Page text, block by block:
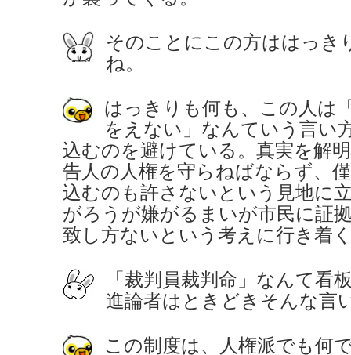
そのことにこの方ははっき
ね。
はっきりも何も、この人は
をえない」なんていう言い
込むのを避けている。真実を解
告人の人権を守らねばならず、
込むのも許さないという見地に
がろうが嫌がるまいが市民に証
致し方ないという考えに行き着
「裁判員裁判命」なんて看
進論者はときどきそんな言
この制度は、人権派でも何